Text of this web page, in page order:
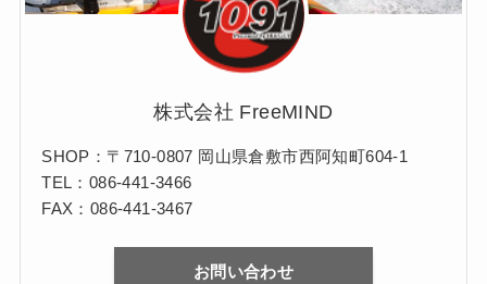
株式会社 FreeMIND
SHOP：〒710-0807 岡山県倉敷市西阿知町604-1
TEL：086-441-3466
FAX：086-441-3467
お問い合わせ